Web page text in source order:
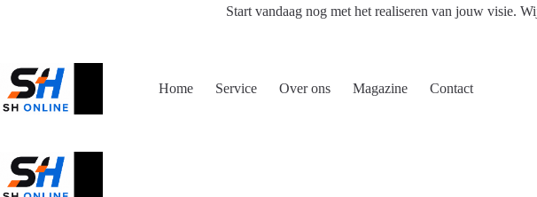
Start vandaag nog met het realiseren van jouw visie.
Home Service Over ons Magazine Contact